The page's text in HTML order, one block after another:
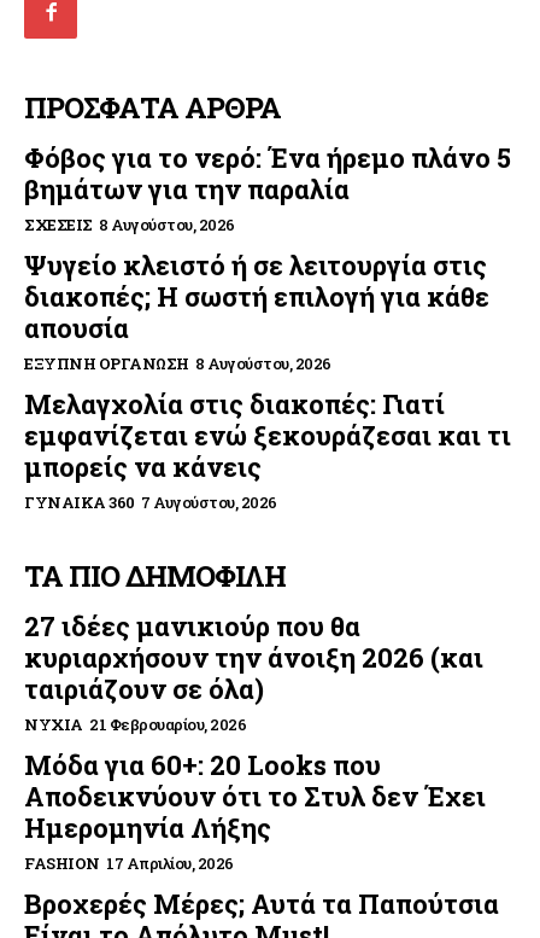
ΠΡΟΣΦΑΤΑ ΑΡΘΡΑ
Φόβος για το νερό: Ένα ήρεμο πλάνο 5
βημάτων για την παραλία
ΣΧΈΣΕΙΣ 8 Αυγούστου, 2026
Ψυγείο κλειστό ή σε λειτουργία στις
διακοπές; Η σωστή επιλογή για κάθε
απουσία
ΈΞΥΠΝΗ ΟΡΓΆΝΩΣΗ 8 Αυγούστου, 2026
Μελαγχολία στις διακοπές: Γιατί
εμφανίζεται ενώ ξεκουράζεσαι και τι
μπορείς να κάνεις
ΓΥΝΑΊΚΑ 360 7 Αυγούστου, 2026
ΤΑ ΠΙΟ ΔΗΜΟΦΙΛΗ
27 ιδέες μανικιούρ που θα
κυριαρχήσουν την άνοιξη 2026 (και
ταιριάζουν σε όλα)
ΝΎΧΙΑ 21 Φεβρουαρίου, 2026
Μόδα για 60+: 20 Looks που
Αποδεικνύουν ότι το Στυλ δεν Έχει
Ημερομηνία Λήξης
FASHION 17 Απριλίου, 2026
Βροχερές Μέρες; Αυτά τα Παπούτσια